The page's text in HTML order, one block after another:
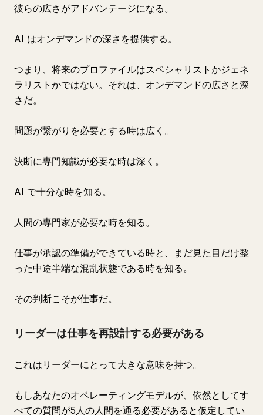
彼らの広さがアドバンテージになる。
AI はオンデマンドの深さを提供する。
つまり、将来のプロファイルはスペシャリストかジェネ
ラリストかではない。それは、オンデマンドの広さと深
さだ。
問題が繋がりを必要とする時は広く。
決断に専門知識が必要な時は深く。
AI で十分な時を知る。
人間の専門家が必要な時を知る。
仕事が承認の準備ができている時と、まだ見た目だけ整
った中途半端な混乱状態である時を知る。
その判断こそが仕事だ。
リーダーは仕事を再設計する必要がある
これはリーダーにとって大きな意味を持つ。
もしあなたのオペレーティングモデルが、依然としてす
べての質問が5人の人間を通る必要があると仮定してい